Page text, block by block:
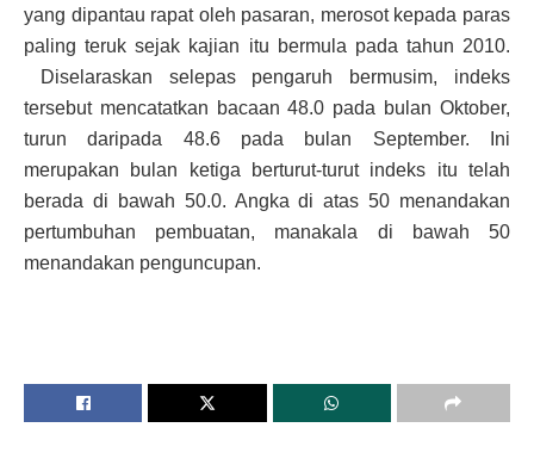
yang dipantau rapat oleh pasaran, merosot kepada paras
paling teruk sejak kajian itu bermula pada tahun 2010.
Diselaraskan selepas pengaruh bermusim, indeks
tersebut mencatatkan bacaan 48.0 pada bulan Oktober,
turun daripada 48.6 pada bulan September. Ini
merupakan bulan ketiga berturut-turut indeks itu telah
berada di bawah 50.0. Angka di atas 50 menandakan
pertumbuhan pembuatan, manakala di bawah 50
menandakan penguncupan.